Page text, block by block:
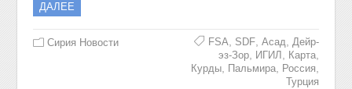
ДАЛЕЕ
Сирия Новости FSA, SDF, Асад, Дейр-
эз-Зор, ИГИЛ , Карта,
Курды, Пальмира, Россия,
Турция